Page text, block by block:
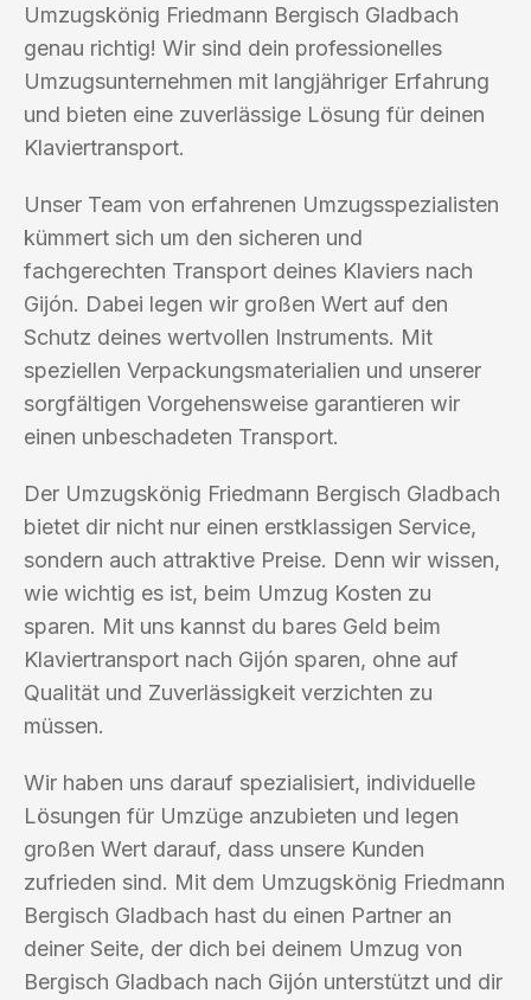
Umzugskönig Friedmann Bergisch Gladbach
genau richtig! Wir sind dein professionelles
Umzugsunternehmen mit langjähriger Erfahrung
und bieten eine zuverlässige Lösung für deinen
Klaviertransport.
Unser Team von erfahrenen Umzugsspezialisten
kümmert sich um den sicheren und
fachgerechten Transport deines Klaviers nach
Gijón. Dabei legen wir großen Wert auf den
Schutz deines wertvollen Instruments. Mit
speziellen Verpackungsmaterialien und unserer
sorgfältigen Vorgehensweise garantieren wir
einen unbeschadeten Transport.
Der Umzugskönig Friedmann Bergisch Gladbach
bietet dir nicht nur einen erstklassigen Service,
sondern auch attraktive Preise. Denn wir wissen,
wie wichtig es ist, beim Umzug Kosten zu
sparen. Mit uns kannst du bares Geld beim
Klaviertransport nach Gijón sparen, ohne auf
Qualität und Zuverlässigkeit verzichten zu
müssen.
Wir haben uns darauf spezialisiert, individuelle
Lösungen für Umzüge anzubieten und legen
großen Wert darauf, dass unsere Kunden
zufrieden sind. Mit dem Umzugskönig Friedmann
Bergisch Gladbach hast du einen Partner an
deiner Seite, der dich bei deinem Umzug von
Bergisch Gladbach nach Gijón unterstützt und dir